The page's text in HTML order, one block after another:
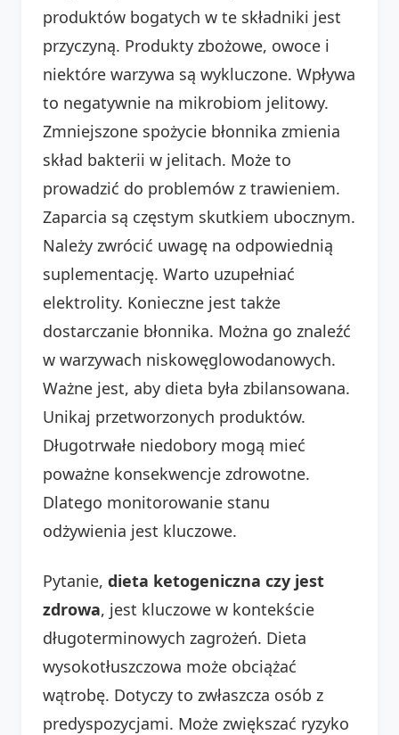
produktów bogatych w te składniki jest
przyczyną. Produkty zbożowe, owoce i
niektóre warzywa są wykluczone. Wpływa
to negatywnie na mikrobiom jelitowy.
Zmniejszone spożycie błonnika zmienia
skład bakterii w jelitach. Może to
prowadzić do problemów z trawieniem.
Zaparcia są częstym skutkiem ubocznym.
Należy zwrócić uwagę na odpowiednią
suplementację. Warto uzupełniać
elektrolity. Konieczne jest także
dostarczanie błonnika. Można go znaleźć
w warzywach niskowęglowodanowych.
Ważne jest, aby dieta była zbilansowana.
Unikaj przetworzonych produktów.
Długotrwałe niedobory mogą mieć
poważne konsekwencje zdrowotne.
Dlatego monitorowanie stanu
odżywienia jest kluczowe.
Pytanie, dieta ketogeniczna czy jest
zdrowa, jest kluczowe w kontekście
długoterminowych zagrożeń. Dieta
wysokotłuszczowa może obciążać
wątrobę. Dotyczy to zwłaszcza osób z
predyspozycjami. Może zwiększać ryzyko